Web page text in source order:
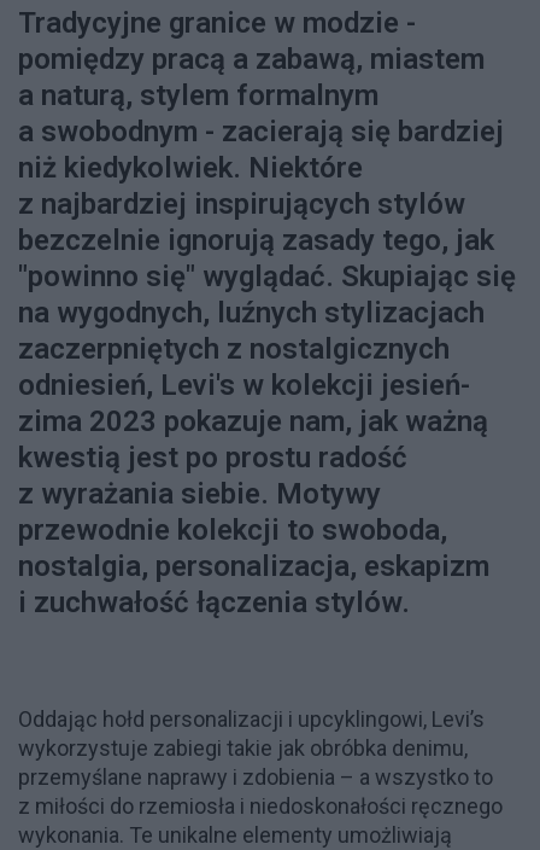
Tradycyjne granice w modzie -
pomiędzy pracą a zabawą, miastem
a naturą, stylem formalnym
a swobodnym - zacierają się bardziej
niż kiedykolwiek. Niektóre
z najbardziej inspirujących stylów
bezczelnie ignorują zasady tego, jak
"powinno się" wyglądać. Skupiając się
na wygodnych, luźnych stylizacjach
zaczerpniętych z nostalgicznych
odniesień, Levi's w kolekcji jesień-
zima 2023 pokazuje nam, jak ważną
kwestią jest po prostu radość
z wyrażania siebie. Motywy
przewodnie kolekcji to swoboda,
nostalgia, personalizacja, eskapizm
i zuchwałość łączenia stylów.
Oddając hołd personalizacji i upcyklingowi, Levi’s
wykorzystuje zabiegi takie jak obróbka denimu,
przemyślane naprawy i zdobienia – a wszystko to
z miłości do rzemiosła i niedoskonałości ręcznego
wykonania. Te unikalne elementy umożliwiają